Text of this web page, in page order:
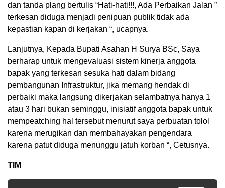
dan tanda plang bertulis “Hati-hati!!!, Ada Perbaikan Jalan ”
terkesan diduga menjadi penipuan publik tidak ada
kepastian kapan di kerjakan “, ucapnya.
Lanjutnya, Kepada Bupati Asahan H Surya BSc, Saya
berharap untuk mengevaluasi sistem kinerja anggota
bapak yang terkesan sesuka hati dalam bidang
pembangunan Infrastruktur, jika memang hendak di
perbaiki maka langsung dikerjakan selambatnya hanya 1
atau 3 hari bukan seminggu, inisiatif anggota bapak untuk
mempeatching hal tersebut menurut saya perbuatan tolol
karena merugikan dan membahayakan pengendara
karena patut diduga menunggu jatuh korban “, Cetusnya.
TIM